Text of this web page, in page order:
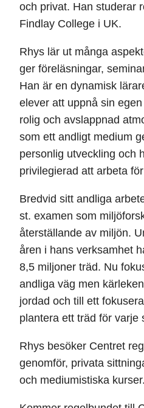
och privat. Han studerar
Findlay College i UK.
Rhys lär ut många
ger föreläsningar,
Han är en dynamisk
elever att uppnå sin
rolig och avslappnad
som ett andligt medium
personlig utveckling och
privilegierad att arbeta
Bredvid sitt andliga
st. examen som
återställande av miljön.
åren i hans verksamhet
8,5 miljoner träd. Nu
andliga väg men
jordad och till ett
plantera ett träd för varje
Rhys besöker Centret
genomför, privata
och mediumistiska kurser.